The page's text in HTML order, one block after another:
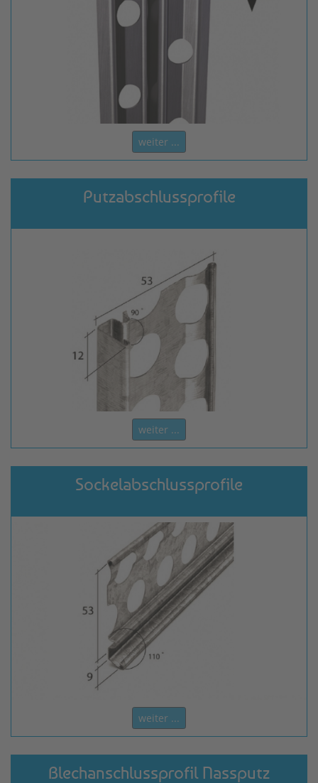
weiter ...
Putzabschlussprofile
weiter ...
Sockelabschlussprofile
weiter ...
Blechanschlussprofil Nassputz